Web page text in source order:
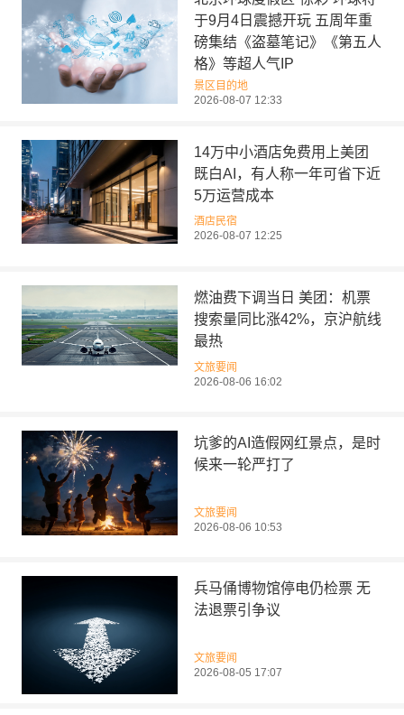
于9月4日震撼开玩 五周年重
磅集结《盗墓笔记》《第五人
格》等超人气IP
景区目的地
2026-08-07 12:33
14万中小酒店免费用上美团
既白AI，有人称一年可省下近
5万运营成本
酒店民宿
2026-08-07 12:25
燃油费下调当日 美团：机票
搜索量同比涨42%，京沪航线
最热
文旅要闻
2026-08-06 16:02
坑爹的AI造假网红景点，是时
候来一轮严打了
文旅要闻
2026-08-06 10:53
兵马俑博物馆停电仍检票 无
法退票引争议
文旅要闻
2026-08-05 17:07